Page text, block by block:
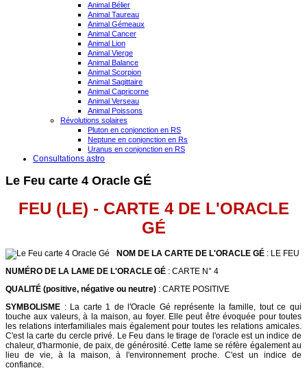
Animal Bélier
Animal Taureau
Animal Gémeaux
Animal Cancer
Animal Lion
Animal Vierge
Animal Balance
Animal Scorpion
Animal Sagittaire
Animal Capricorne
Animal Verseau
Animal Poissons
Révolutions solaires
Pluton en conjonction en RS
Neptune en conjonction en Rs
Uranus en conjonction en RS
Consultations astro
Le Feu carte 4 Oracle GÉ
FEU (LE) - CARTE 4 DE L'ORACLE
GÉ
NOM DE LA CARTE DE L'ORACLE GÉ : LE FEU
NUMÉRO DE LA LAME DE L'ORACLE GÉ : CARTE N° 4
QUALITÉ (positive, négative ou neutre) : CARTE POSITIVE
SYMBOLISME : La carte 1 de l'Oracle Gé représente la famille, tout ce qui
touche aux valeurs, à la maison, au foyer. Elle peut être évoquée pour toutes
les relations interfamiliales mais également pour toutes les relations amicales.
C'est la carte du cercle privé. Le Feu dans le tirage de l'oracle est un indice de
chaleur, d'harmonie, de paix, de générosité. Cette lame se réfère également au
lieu de vie, à la maison, à l'environnement proche. C'est un indice de
confiance.